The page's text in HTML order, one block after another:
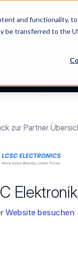
and functionality,
be transferred to the
We filmed it. Watch
zur Partner
Elektronik
Website besuchen